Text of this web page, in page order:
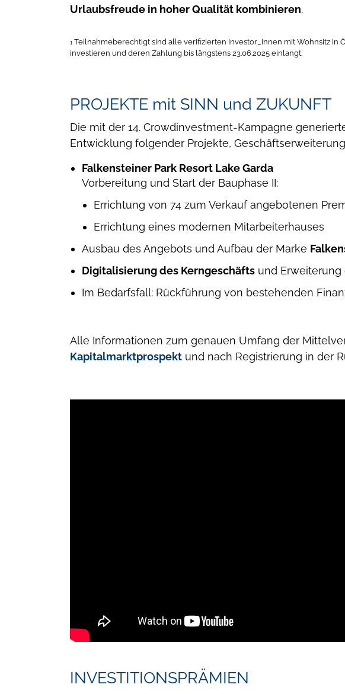
Urlaubsfreude in hoher Qualität kombinieren.
1 Teilnahmeberechtigt sind alle verifizierten Investor_innen mit Wohnsitz in
investieren und deren Zahlung bis längstens 23.06.2025 einlangt.
PROJEKTE mit SINN und ZUKUNFT
Die mit der 14. Crowdinvestment-Kampagne
Entwicklung folgender Projekte,
Falkensteiner Park Resort Lake Garda
Vorbereitung und Start der Bauphase II:
Errichtung von 74 zum Verkauf angebotenen
Errichtung eines modernen Mitarbeiterhauses
Ausbau des Angebots und Aufbau der Marke
Digitalisierung des Kerngeschäfts und Erweiterung
Im Bedarfsfall: Rückführung von bestehenden
Alle Informationen zum genauen Umfang der
Kapitalmarktprospekt und nach Registrierung in der
INVESTITIONSPRÄMIEN